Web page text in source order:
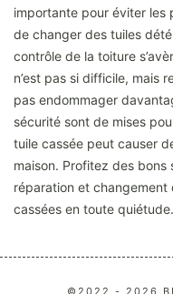
importante pour éviter les
de changer des tuiles
contrôle de la toiture
n’est pas si difficile, mais
pas endommager
sécurité sont de mises
tuile cassée peut causer
maison. Profitez des
réparation et
cassées en toute quiétude.